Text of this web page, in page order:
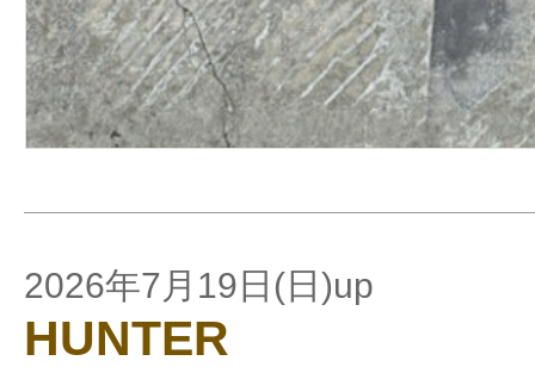
2026年7月19日(日)up
HUNTER